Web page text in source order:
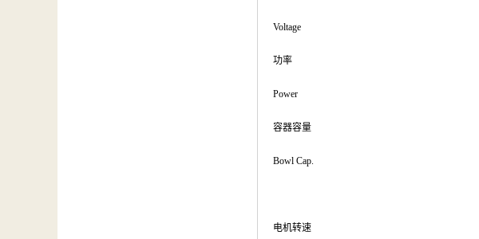
Voltage
功率
Power
容器容量
Bowl Cap.
电机转速